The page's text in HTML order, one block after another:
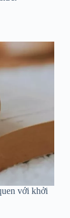
với khởi